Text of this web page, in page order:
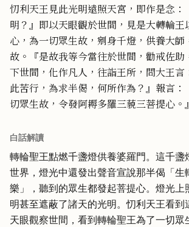
忉利天王見此光明遠照天宮，即作是念：
明？』即以天眼觀於世間，見是大轉輪王
心，為一切眾生故，剜身千燈，供養大師
故。『是故我等今當往於世間，勸戒佐助
下世間，化作凡人，往詣王所，問大王言
此苦行，為求半偈，何所作為？』報言：
切眾生故，令發阿耨多羅三藐三菩提心。』
白話解讀
轉輪聖王點燃千盞燈供養婆羅門。這千盞
世界，燈光中還發出聲音宣說那半偈「生
樂」，聽到的眾生都發起菩提心。燈光上
明甚至遮蔽了諸天的光明。忉利天王看到
天眼觀察世間，看到轉輪聖王為了一切眾